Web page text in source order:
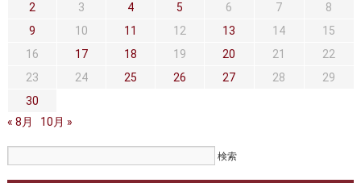
セカンドオピニオン 治療費について
正しい病院の選び方
2
3 4 5 6 7
8
9
10 11 12 13 14
15
16
17 18 19 20 21
22
23
24 25 26 27 28
29
30
« 8月
10月 »